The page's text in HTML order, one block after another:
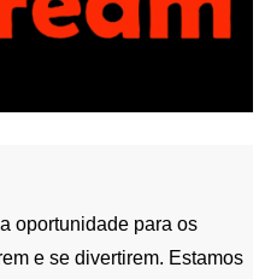
oportunidade para os
e se divertirem. Estamos